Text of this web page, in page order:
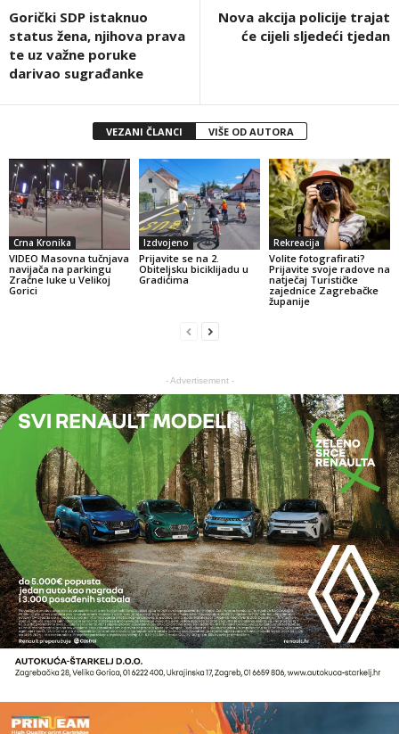
Gorički SDP istaknuo
status žena, njihova prava
te uz važne poruke
darivao sugrađanke
Nova akcija policije trajat
će cijeli sljedeći tjedan
VEZANI ČLANCI VIŠE OD AUTORA
Crna Kronika
VIDEO Masovna tučnjava
navijača na parkingu
Zračne luke u Velikoj
Gorici
Izdvojeno
Prijavite se na 2.
Obiteljsku biciklijadu u
Gradićima
Rekreacija
Volite fotografirati?
Prijavite svoje radove na
natječaj Turističke
zajednice Zagrebačke
županije
- Advertisement -